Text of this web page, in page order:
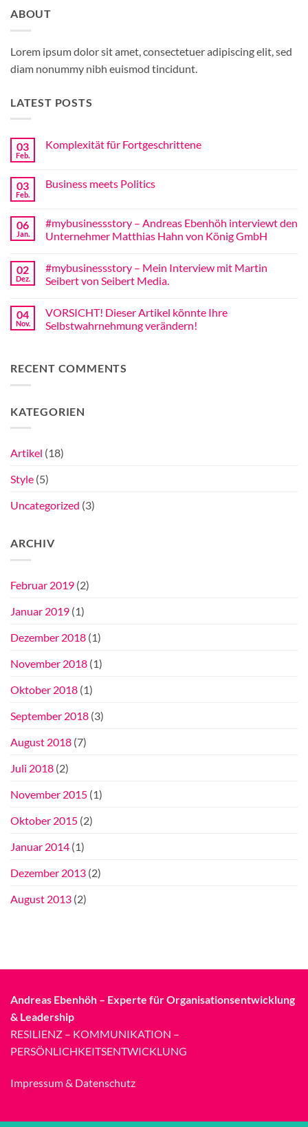
ABOUT
Lorem ipsum dolor sit amet, consectetuer adipiscing elit, sed
diam nonummy nibh euismod tincidunt.
LATEST POSTS
03
Feb.
Komplexität für Fortgeschrittene
Komplexität
03
Feb.
Business meets Politics
Business
meets
Politics
06
Jan.
#mybusinessstory – Andreas Ebenhöh interviewt den
Unternehmer Matthias Hahn von König GmbH
zu
#mybusinessstory
–
interviewt
den
Unternehmer
König
GmbH
02
Dez.
#mybusinessstory – Mein Interview mit Martin
Seibert von Seibert Media.
zu
#mybusinessstory
–
Martin
Seibert
04
Nov.
VORSICHT! Dieser Artikel könnte Ihre
Selbstwahrnehmung verändern!
VORSICHT!
Dieser
Selbstwahrnehmung
RECENT COMMENTS
KATEGORIEN
Artikel (18)
Style (5)
Uncategorized (3)
ARCHIV
Februar 2019 (2)
Januar 2019 (1)
Dezember 2018 (1)
November 2018 (1)
Oktober 2018 (1)
September 2018 (3)
August 2018 (7)
Juli 2018 (2)
November 2015 (1)
Oktober 2015 (2)
Januar 2014 (1)
Dezember 2013 (2)
August 2013 (2)
Andreas Ebenhöh – Experte für Organisationsentwicklung
& Leadership
RESILIENZ – KOMMUNIKATION –
PERSÖNLICHKEITSENTWICKLUNG
Impressum & Datenschutz